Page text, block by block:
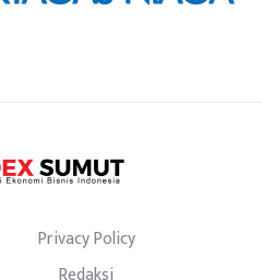
Privacy Policy
Redaksi